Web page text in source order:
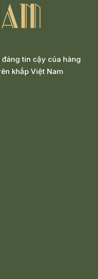
tin cậy của hàng
khắp Việt Nam